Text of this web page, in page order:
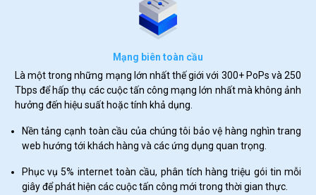
Mạng biên toàn cầu
Là một trong những mạng lớn nhất thế giới với 300+ PoPs và 250
Tbps để hấp thụ các cuộc tấn công mạng lớn nhất mà không ảnh
hưởng đến hiệu suất hoặc tính khả dụng.
Nền tảng cạnh toàn cầu của chúng tôi bảo vệ hàng nghìn trang
web hướng tới khách hàng và các ứng dụng quan trọng.
Phục vụ 5% internet toàn cầu, phân tích hàng triệu gói tin mỗi
giây để phát hiện các cuộc tấn công mới trong thời gian thực.